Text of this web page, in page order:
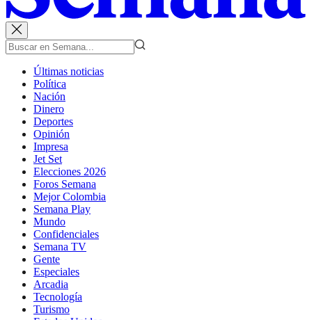
Últimas noticias
Política
Nación
Dinero
Deportes
Opinión
Impresa
Jet Set
Elecciones 2026
Foros Semana
Mejor Colombia
Semana Play
Mundo
Confidenciales
Semana TV
Gente
Especiales
Arcadia
Tecnología
Turismo